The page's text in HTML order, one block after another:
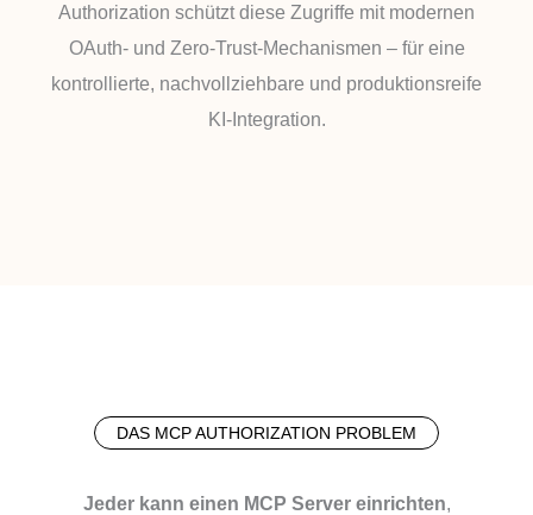
Authorization schützt diese Zugriffe mit modernen
OAuth- und Zero-Trust-Mechanismen – für eine
kontrollierte, nachvollziehbare und produktionsreife
KI-Integration.
DAS MCP AUTHORIZATION PROBLEM
Jeder kann einen MCP Server einrichten